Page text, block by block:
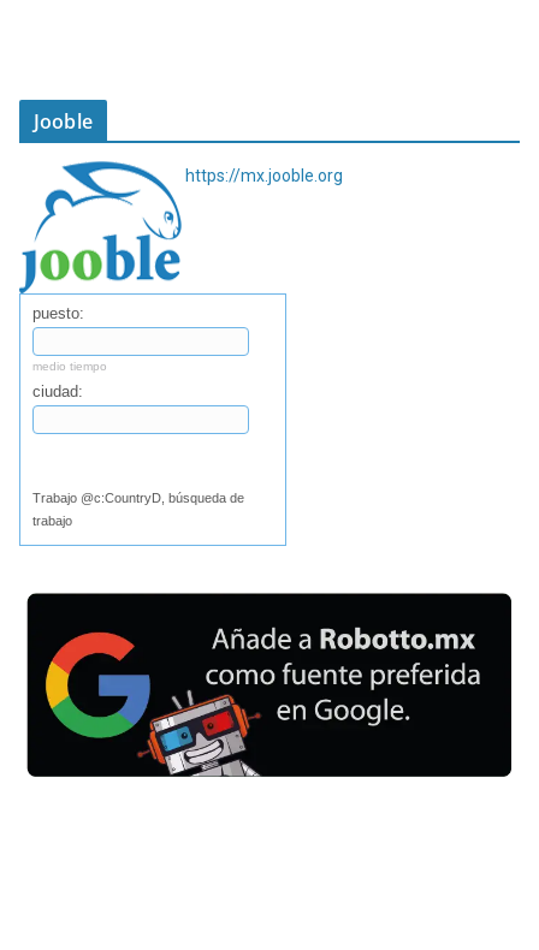
Jooble
https://mx.jooble.org
puesto:
medio tiempo
ciudad:
Trabajo @c:CountryD, búsqueda de
trabajo